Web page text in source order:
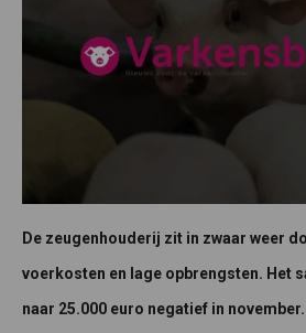
De zeugenhouderij zit in zwaar weer
voerkosten en lage opbrengsten. Het
naar 25.000 euro negatief in